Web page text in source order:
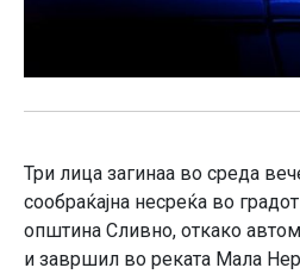
Три лица загинаа во среда
сообраќајна несреќа во
општина Сливно, откако
и завршил во реката Мала